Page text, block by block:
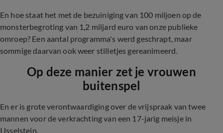
En hoe staat het met de bezuiniging van 100 miljoen op de
monsterbegroting van 1,2 miljard euro van onze publieke
omroep? Een aantal programma's werd geschrapt, maar
sommige daarvan ook weer stilletjes gereanimeerd.
Op deze manier zet je vrouwen
buitenspel
En er is grote verontwaardiging over de vrijspraak van twee
mannen voor de verkrachting van een 17-jarig meisje in
IJsselstein.